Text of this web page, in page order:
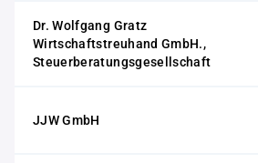
Dr. Wolfgang Gratz
Wirtschaftstreuhand GmbH.,
Steuerberatungsgesellschaft
JJW GmbH